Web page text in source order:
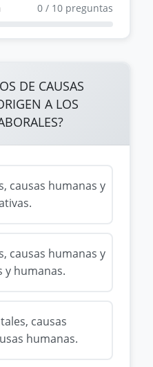
0 / 10 preguntas
DE CAUSAS
A LOS
causas humanas y
causas humanas y
y humanas.
causas
humanas.